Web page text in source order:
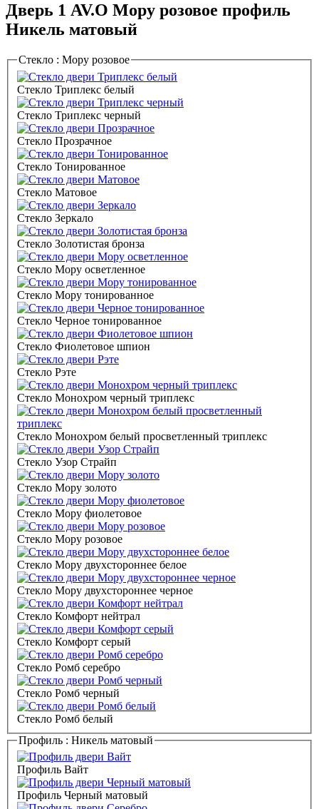
Дверь 1 AV.O Мору розовое профиль
Никель матовый
Стекло : Мору розовое
Стекло Триплекс белый
Стекло Триплекс черный
Стекло Прозрачное
Стекло Тонированное
Стекло Матовое
Стекло Зеркало
Стекло Золотистая бронза
Стекло Мору осветленное
Стекло Мору тонированное
Стекло Черное тонированное
Стекло Фиолетовое шпион
Стекло Рэте
Стекло Монохром черный триплекс
Стекло Монохром белый просветленный триплекс
Стекло Узор Страйп
Стекло Мору золото
Стекло Мору фиолетовое
Стекло Мору розовое
Стекло Мору двухстороннее белое
Стекло Мору двухстороннее черное
Стекло Комфорт нейтрал
Стекло Комфорт серый
Стекло Ромб серебро
Стекло Ромб черный
Стекло Ромб белый
Профиль : Никель матовый
Профиль Вайт
Профиль Черный матовый